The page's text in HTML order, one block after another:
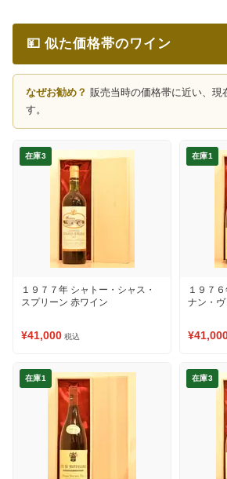
💴 似た価格帯のワイン
なぜお勧め？ 販売当時の価格帯に近い、現
す。
在庫3
１９７７年 シャトー・シャス・
スプリーン 赤ワイン
¥41,000 税込
在庫1
１９７
ナン・
在庫1 在庫3